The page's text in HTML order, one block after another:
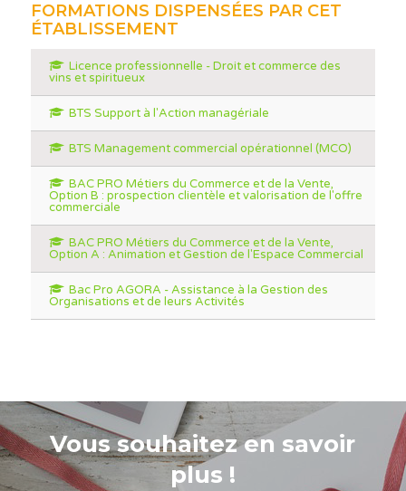
FORMATIONS DISPENSÉES PAR CET
ÉTABLISSEMENT
Licence professionnelle - Droit et commerce des
vins et spiritueux
BTS Support à l'Action managériale
BTS Management commercial opérationnel (MCO)
BAC PRO Métiers du Commerce et de la Vente,
Option B : prospection clientèle et valorisation de l'offre
commerciale
BAC PRO Métiers du Commerce et de la Vente,
Option A : Animation et Gestion de l'Espace Commercial
Bac Pro AGORA - Assistance à la Gestion des
Organisations et de leurs Activités
Vous souhaitez en savoir
plus !